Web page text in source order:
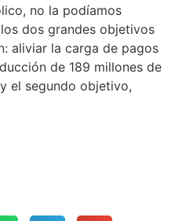
no la podíamos
dos grandes objetivos
aliviar la carga de pagos
de 189 millones de
el segundo objetivo,